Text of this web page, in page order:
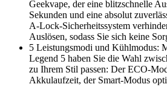
Geekvape, der eine blitzschnelle
Sekunden und eine absolut
A-Lock-Sicherheitssystem
Auslösen, sodass Sie sich keine
5 Leistungsmodi und Kühlmodus:
Legend 5 haben Sie die Wahl
zu Ihrem Stil passen: Der ECO-
Akkulaufzeit, der Smart-Modus